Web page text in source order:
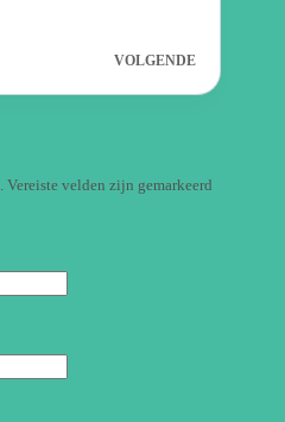
VOLGENDE
Vereiste velden zijn gemarkeerd